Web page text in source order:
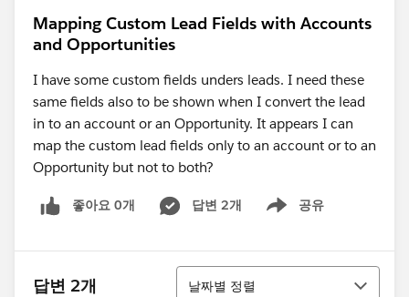
Mapping Custom Lead Fields with Accounts
and Opportunities
I have some custom fields unders leads. I need these
same fields also to be shown when I convert the lead
in to an account or an Opportunity. It appears I can
map the custom lead fields only to an account or to an
Opportunity but not to both?
좋아요 0개 답변 2개 공유
Show menu
답변 2개
정렬
날짜별 정렬